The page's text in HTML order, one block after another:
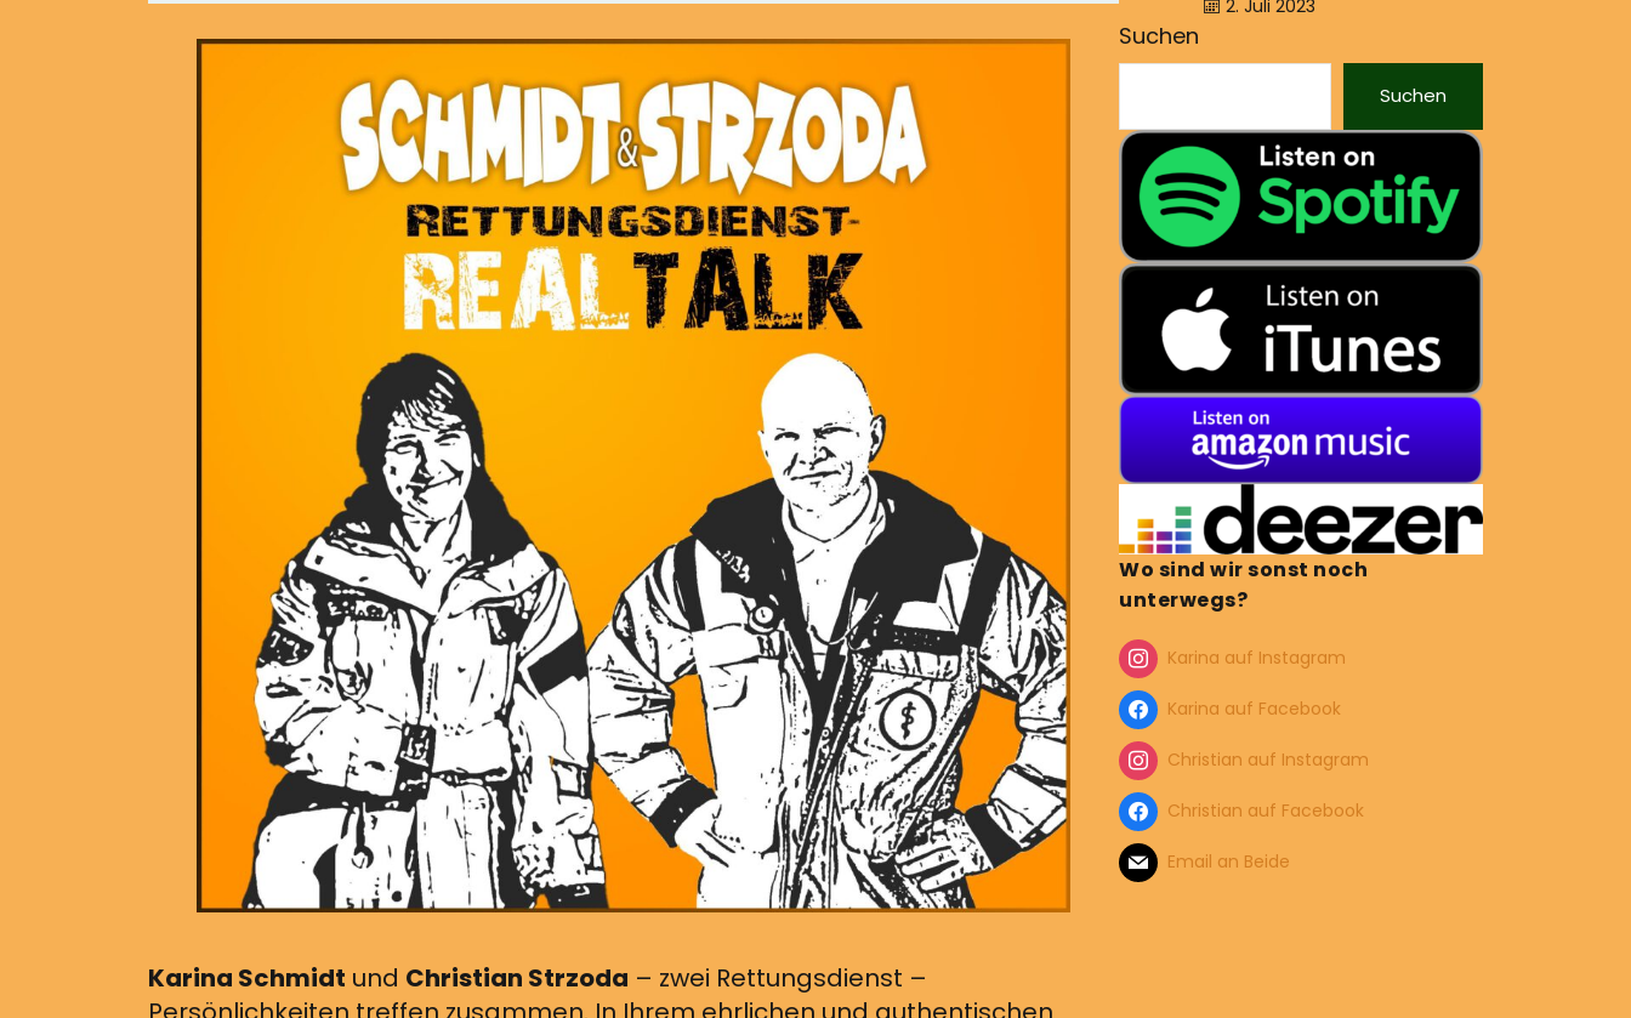
Karina Schmidt und Christian Strzoda – zwei Rettungsdienst –
2. Juli 2023
Suchen
Suchen
Wo sind wir sonst noch
unterwegs?
Karina auf Instagram
Karina auf Facebook
Christian auf Instagram
Christian auf Facebook
Email an Beide